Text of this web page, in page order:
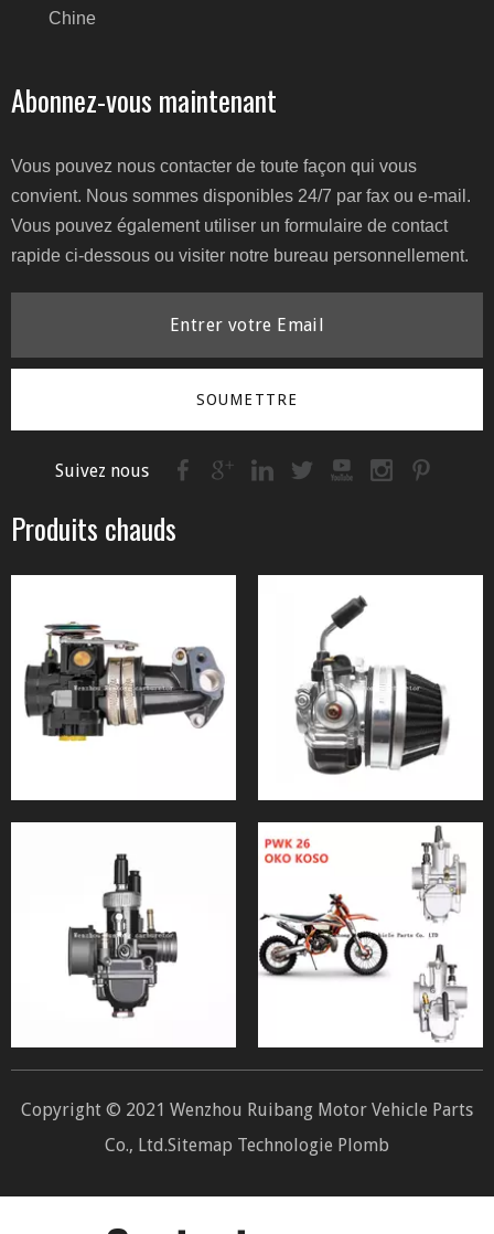
Chine
Abonnez-vous maintenant
Vous pouvez nous contacter de toute façon qui vous
convient. Nous sommes disponibles 24/7 par fax ou e-mail.
Vous pouvez également utiliser un formulaire de contact
rapide ci-dessous ou visiter notre bureau personnellement.
SOUMETTRE
Suivez nous
Produits chauds
Copyright © 2021 Wenzhou Ruibang Motor Vehicle Parts
Co., Ltd.Sitemap Technologie Plomb